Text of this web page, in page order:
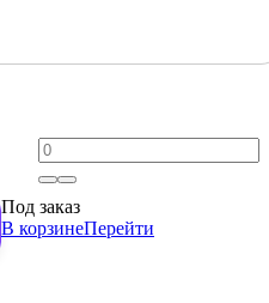
Под заказ
В корзинеПерейти